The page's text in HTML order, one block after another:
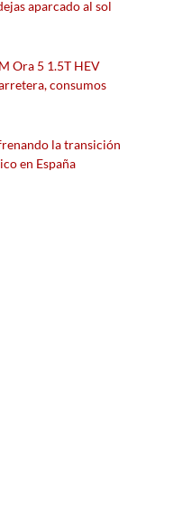
aparcado al sol
Ora 5 1.5T HEV
consumos
la transición
en España